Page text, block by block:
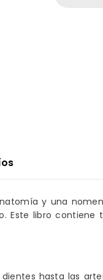
y una
Este libro
hasta las